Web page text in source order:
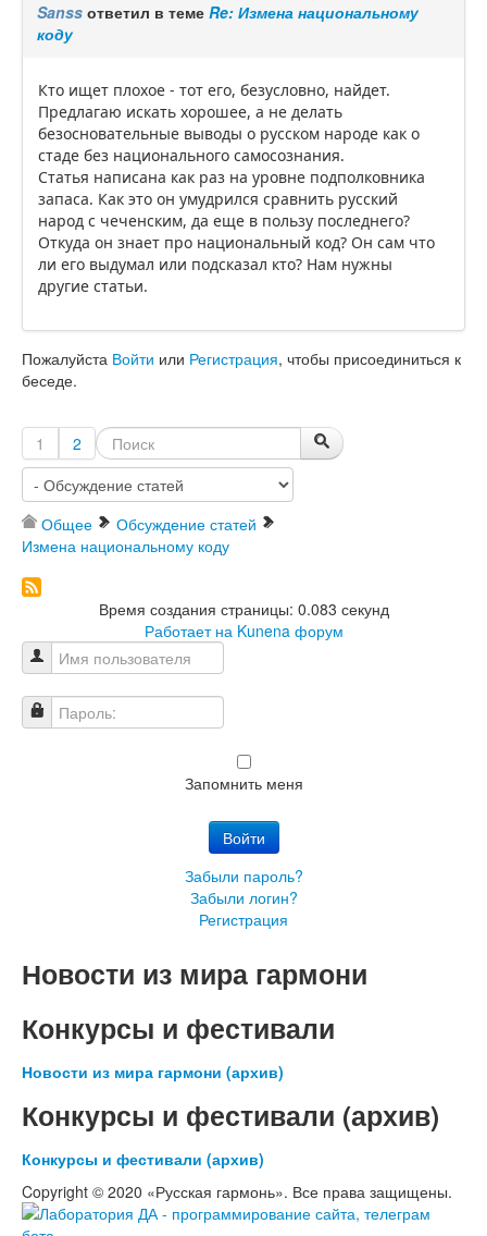
Sanss ответил в теме Re: Измена национальному
коду
Кто ищет плохое - тот его, безусловно, найдет.
Предлагаю искать хорошее, а не делать
безосновательные выводы о русском народе как о
стаде без национального самосознания.
Статья написана как раз на уровне подполковника
запаса. Как это он умудрился сравнить русский
народ с чеченским, да еще в пользу последнего?
Откуда он знает про национальный код? Он сам что
ли его выдумал или подсказал кто? Нам нужны
другие статьи.
Пожалуйста Войти или Регистрация, чтобы присоединиться к
беседе.
1 2
Общее
Обсуждение статей
Измена национальному коду
Время создания страницы: 0.083 секунд
Работает на Kunena форум
Имя пользователя
Пароль:
Запомнить меня
Войти
Забыли пароль?
Забыли логин?
Регистрация
Новости из мира гармони
Конкурсы и фестивали
Новости из мира гармони (архив)
Конкурсы и фестивали (архив)
Конкурсы и фестивали (архив)
Copyright © 2020 «Русская гармонь». Все права защищены.